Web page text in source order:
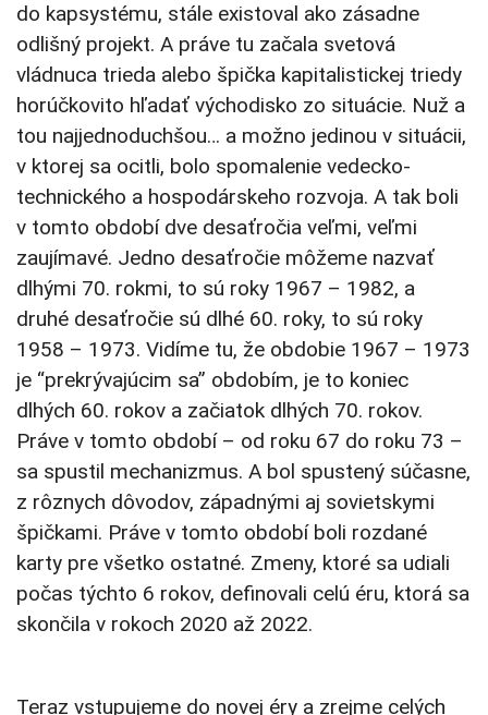
do kapsystému, stále existoval ako zásadne
odlišný projekt. A práve tu začala svetová
vládnuca trieda alebo špička kapitalistickej triedy
horúčkovito hľadať východisko zo situácie. Nuž a
tou najjednoduchšou… a možno jedinou v situácii,
v ktorej sa ocitli, bolo spomalenie vedecko-
technického a hospodárskeho rozvoja. A tak boli
v tomto období dve desaťročia veľmi, veľmi
zaujímavé. Jedno desaťročie môžeme nazvať
dlhými 70. rokmi, to sú roky 1967 – 1982, a
druhé desaťročie sú dlhé 60. roky, to sú roky
1958 – 1973. Vidíme tu, že obdobie 1967 – 1973
je “prekrývajúcim sa” obdobím, je to koniec
dlhých 60. rokov a začiatok dlhých 70. rokov.
Práve v tomto období – od roku 67 do roku 73 –
sa spustil mechanizmus. A bol spustený súčasne,
z rôznych dôvodov, západnými aj sovietskymi
špičkami. Práve v tomto období boli rozdané
karty pre všetko ostatné. Zmeny, ktoré sa udiali
počas týchto 6 rokov, definovali celú éru, ktorá sa
skončila v rokoch 2020 až 2022.
Teraz vstupujeme do novej éry a zrejme celých